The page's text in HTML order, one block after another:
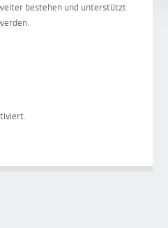
bestehen und unterstützt